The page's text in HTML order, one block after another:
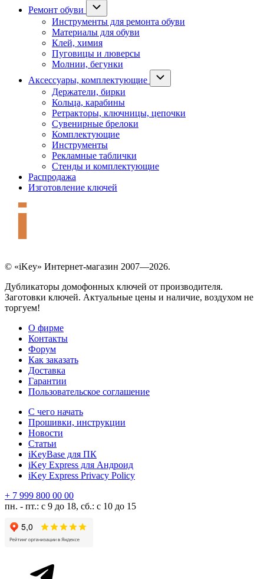
Ремонт обуви
Инструменты для ремонта обуви
Материалы для обуви
Клей, химия
Пуговицы и люверсы
Молнии, бегунки
Аксессуары, комплектующие
Держатели, бирки
Кольца, карабины
Ретракторы, ключницы, цепочки
Сувенирные брелоки
Комплектующие
Инструменты
Рекламные таблички
Стенды и комплектующие
Распродажа
Изготовление ключей
© «iKey» Интернет-магазин 2007—2026.
Дубликаторы домофонных ключей от производителя.
Заготовки ключей. Актуальные цены и наличие, воздухом не
торгуем!
О фирме
Контакты
Форум
Как заказать
Доставка
Гарантии
Пользовательское соглашение
С чего начать
Прошивки, инструкции
Новости
Статьи
iKeyBase для ПК
iKey Express для Андроид
iKey Express Privacy Policy
+ 7 999 800 00 00
пн. - пт.: с 9 до 18, сб.: с 10 до 15